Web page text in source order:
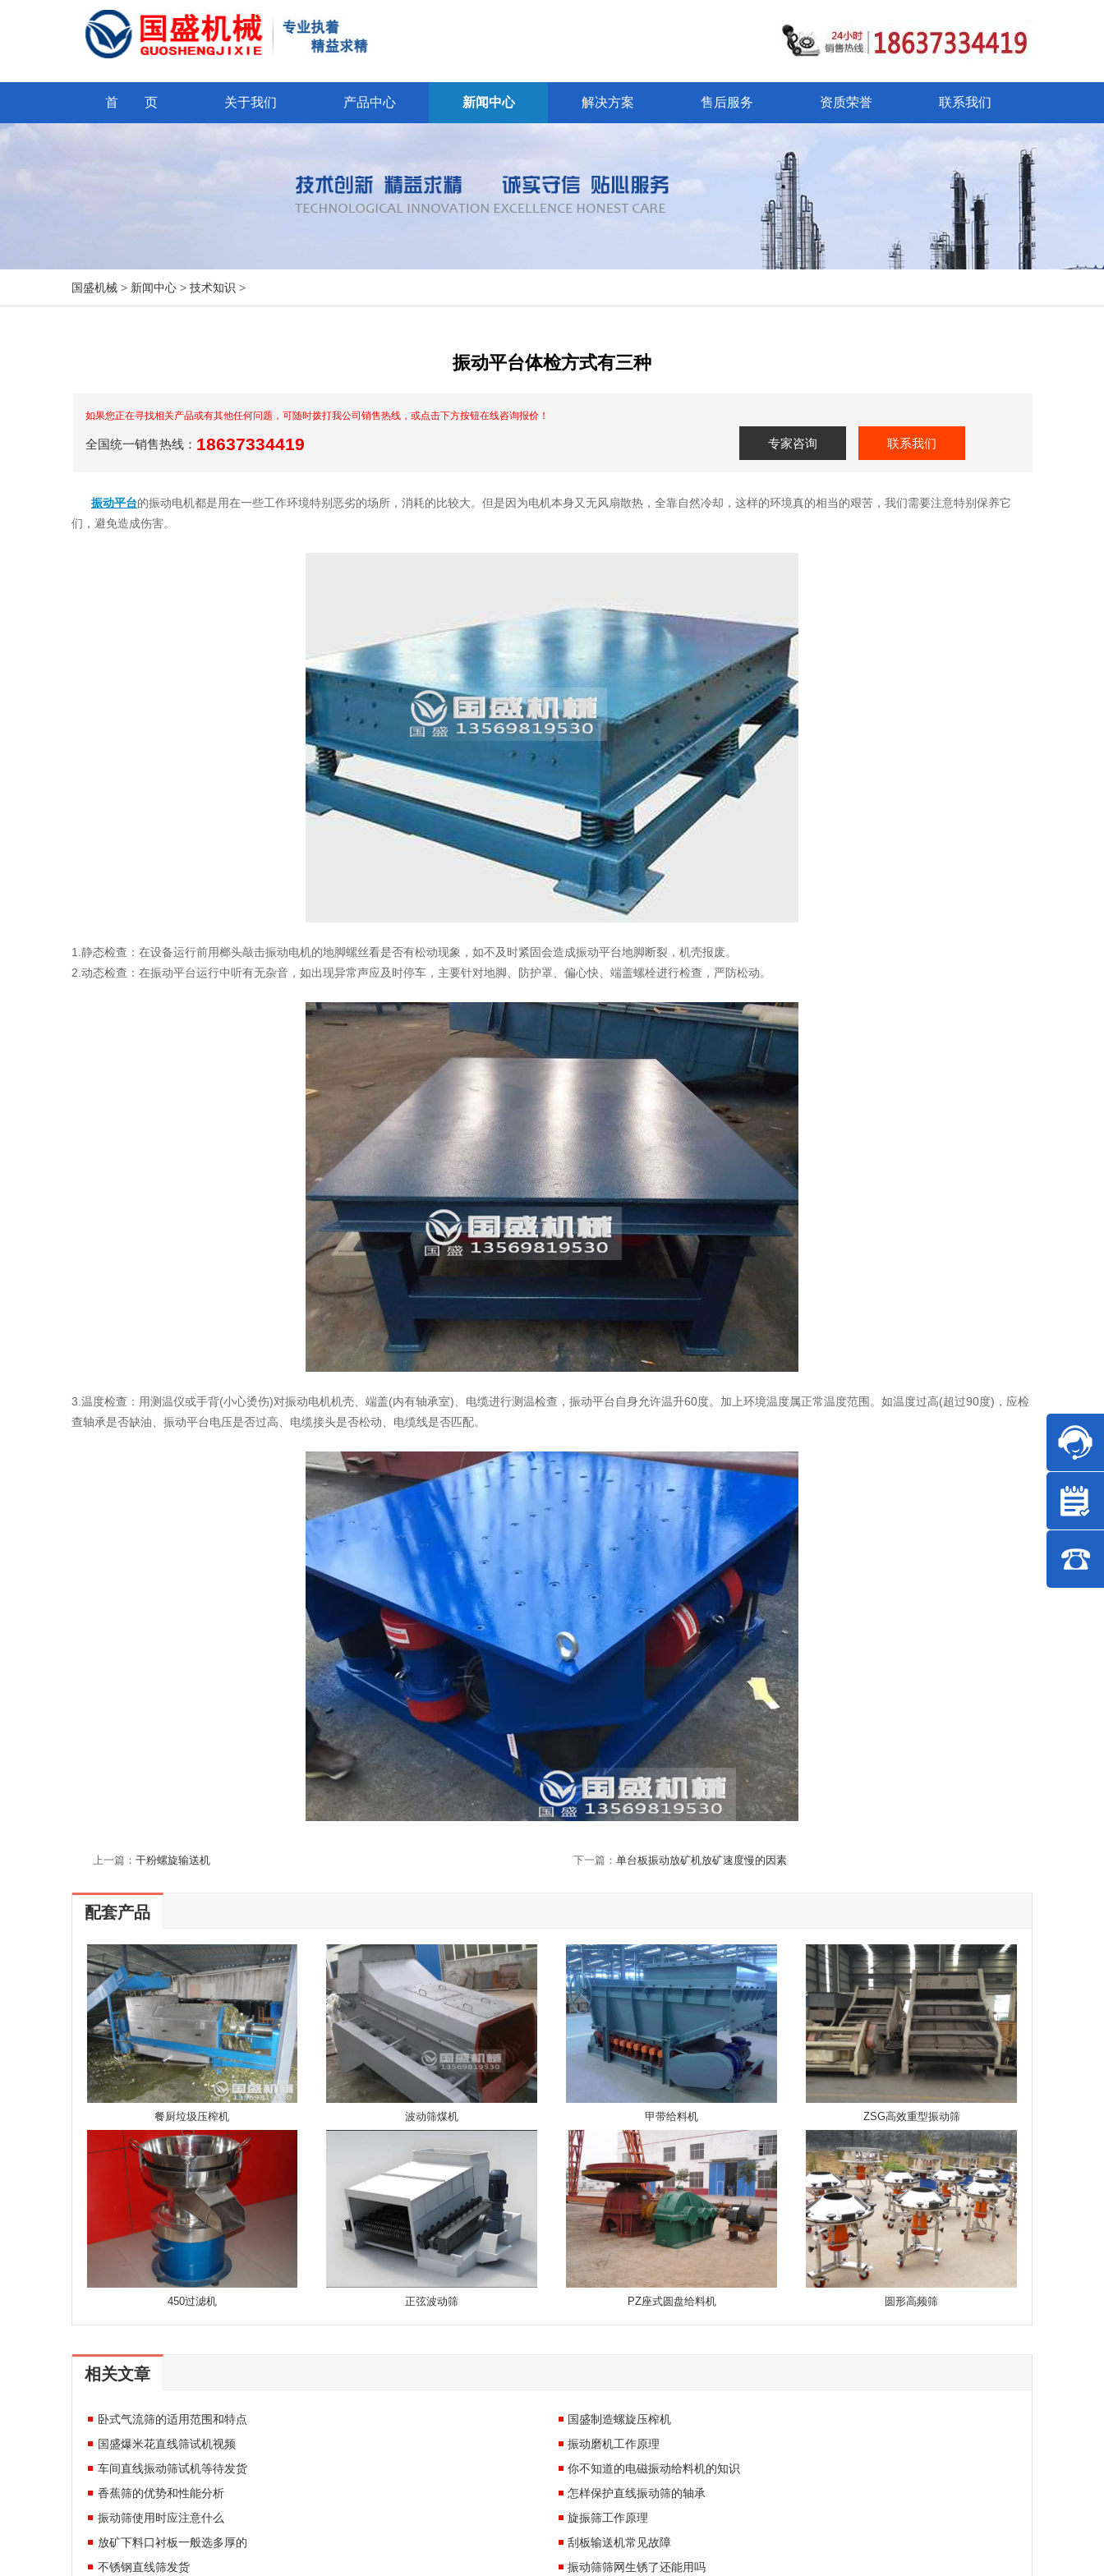
首 页 关于我们 产品中心 新闻中心 解决方案 售后服务 资质荣誉 联系我们
国盛机械 > 新闻中心 > 技术知识 >
振动平台体检方式有三种
如果您正在寻找相关产品或有其他任何问题，可随时拨打我公司销售热线，或点击下方按钮在线咨询报价！
全国统一销售热线： 18637334419 专家咨询 联系我们
振动平台的振动电机都是用在一些工作环境特别恶劣的场所，消耗的比较大。但是因为电机本身又无风扇散热，全靠自然冷却，这样的环境真的相当的艰苦，我们需要注意特别保养它
们，避免造成伤害。
1.静态检查：在设备运行前用榔头敲击振动电机的地脚螺丝看是否有松动现象，如不及时紧固会造成振动平台地脚断裂，机壳报废。
2.动态检查：在振动平台运行中听有无杂音，如出现异常声应及时停车，主要针对地脚、防护罩、偏心快、端盖螺栓进行检查，严防松动。
3.温度检查：用测温仪或手背(小心烫伤)对振动电机机壳、端盖(内有轴承室)、电缆进行测温检查，振动平台自身允许温升60度。加上环境温度属正常温度范围。如温度过高(超过90度)，应检
查轴承是否缺油、振动平台电压是否过高、电缆接头是否松动、电缆线是否匹配。
上一篇： 干粉螺旋输送机 下一篇： 单台板振动放矿机放矿速度慢的因素
配套产品
餐厨垃圾压榨机 波动筛煤机 甲带给料机 ZSG高效重型振动筛
450过滤机 正弦波动筛 PZ座式圆盘给料机 圆形高频筛
相关文章
卧式气流筛的适用范围和特点
国盛制造螺旋压榨机
国盛爆米花直线筛试机视频
振动磨机工作原理
车间直线振动筛试机等待发货
你不知道的电磁振动给料机的知识
香蕉筛的优势和性能分析
怎样保护直线振动筛的轴承
振动筛使用时应注意什么
旋振筛工作原理
放矿下料口衬板一般选多厚的
刮板输送机常见故障
不锈钢直线筛发货
振动筛筛网生锈了还能用吗